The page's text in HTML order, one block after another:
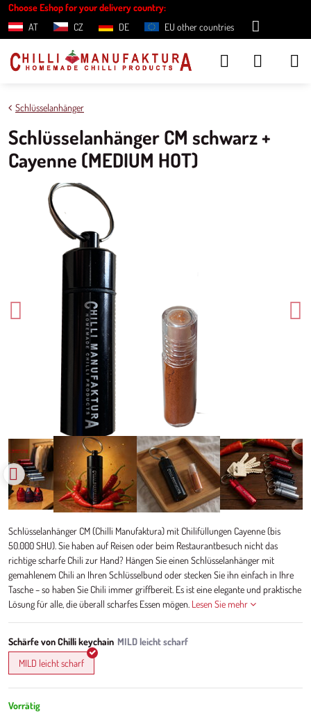
Choose Eshop for your delivery country:
AT
CZ DE EU other countries
Schlüsselanhänger
Schlüsselanhänger CM schwarz +
Cayenne (MEDIUM HOT)
Schlüsselanhänger CM (Chilli Manufaktura) mit Chilifüllungen Cayenne (bis
50.000 SHU). Sie haben auf Reisen oder beim Restaurantbesuch nicht das
richtige scharfe Chili zur Hand? Hängen Sie einen Schlüsselanhänger mit
gemahlenem Chili an Ihren Schlüsselbund oder stecken Sie ihn einfach in Ihre
Tasche – so haben Sie Chili immer griffbereit. Es ist eine elegante und praktische
Lösung für alle, die überall scharfes Essen mögen. Lesen Sie mehr
Schärfe von Chilli keychain
MILD leicht scharf
Vorrätig